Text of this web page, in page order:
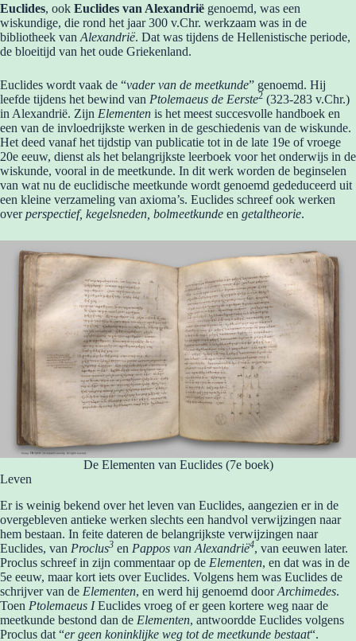
Euclides, ook Euclides van Alexandrië genoemd, was een
wiskundige, die rond het jaar 300 v.Chr. werkzaam was in de
bibliotheek van Alexandrië. Dat was tijdens de Hellenistische periode,
de bloeitijd van het oude Griekenland.
Euclides wordt vaak de “vader van de meetkunde” genoemd. Hij
leefde tijdens het bewind van Ptolemaeus de Eerste2 (323-283 v.Chr.)
in Alexandrië. Zijn Elementen is het meest succesvolle handboek en
een van de invloedrijkste werken in de geschiedenis van de wiskunde.
Het deed vanaf het tijdstip van publicatie tot in de late 19e of vroege
20e eeuw, dienst als het belangrijkste leerboek voor het onderwijs in de
wiskunde, vooral in de meetkunde. In dit werk worden de beginselen
van wat nu de euclidische meetkunde wordt genoemd gededuceerd uit
een kleine verzameling van axioma’s. Euclides schreef ook werken
overperspectief, kegelsneden, bolmeetkunde en getaltheorie.
De Elementen van Euclides (7e boek)
Leven
Er is weinig bekend over het leven van Euclides, aangezien er in de
overgebleven antieke werken slechts een handvol verwijzingen naar
hem bestaan. In feite dateren de belangrijkste verwijzingen naar
Euclides, van Proclus3 en Pappos van Alexandrië4, van eeuwen later.
Proclus schreef in zijn commentaar op de Elementen, en dat was in de
5e eeuw, maar kort iets over Euclides. Volgens hem was Euclides de
schrijver van de Elementen, en werd hij genoemd doorArchimedes.
Toen Ptolemaeus IEuclides vroeg of er geen kortere weg naar de
meetkunde bestond dan de Elementen, antwoordde Euclides volgens
Proclus dat “er geen koninklijke weg tot de meetkunde bestaat“.